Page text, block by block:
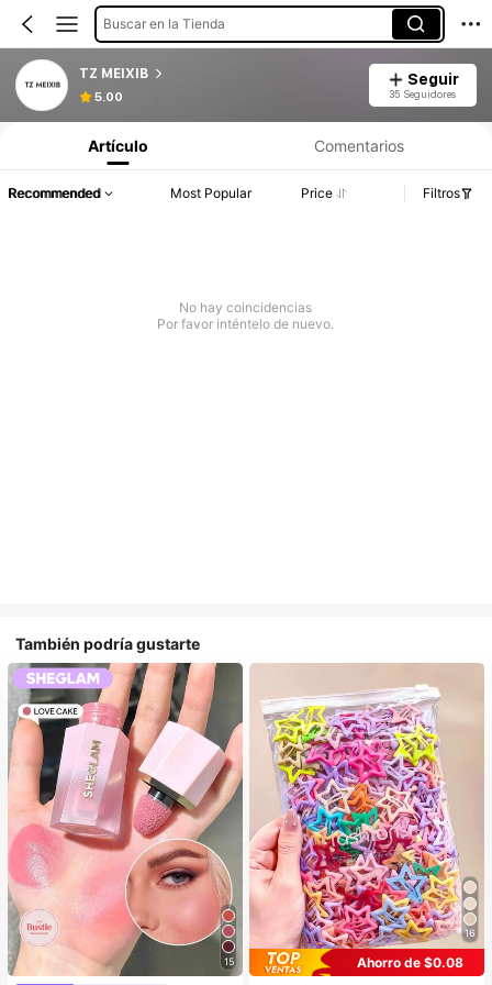
Buscar en la Tienda
TZ MEIXIB
5.00
Seguir
35 Seguidores
Artículo Comentarios
Recommended Most Popular Price Filtros
No hay coincidencias
Por favor inténtelo de nuevo.
También podría gustarte
15
16
Ahorro de $0.08